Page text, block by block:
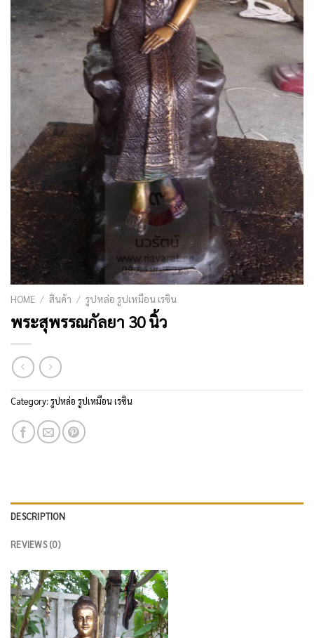
HOME / สินค้า / รูปหล่อ รูปเหมือน เรซิน
พระสุพรรณกัลยา 30 นิ้ว
Category: รูปหล่อ รูปเหมือน เรซิน
DESCRIPTION
REVIEWS (0)